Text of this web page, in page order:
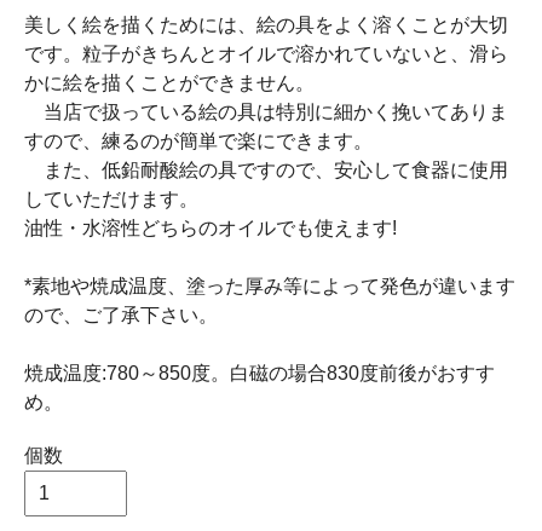
美しく絵を描くためには、絵の具をよく溶くことが大切
です。粒子がきちんとオイルで溶かれていないと、滑ら
かに絵を描くことができません。
当店で扱っている絵の具は特別に細かく挽いてありま
すので、練るのが簡単で楽にできます。
また、低鉛耐酸絵の具ですので、安心して食器に使用
していただけます。
油性・水溶性どちらのオイルでも使えます!
*素地や焼成温度、塗った厚み等によって発色が違います
ので、ご了承下さい。
焼成温度:780～850度。白磁の場合830度前後がおすす
め。
個数